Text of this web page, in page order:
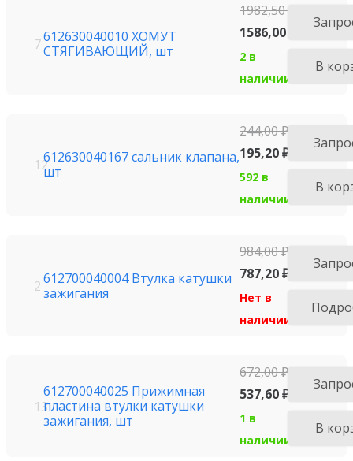
7612630040010 ХОМУТ
СТЯГИВАЮЩИЙ, шт
1982,50
1586,00
2 в
наличии
В
12612630040167 сальник клапана,
шт
244,00₽
195,20₽
592 в
наличии
В
2612700040004 Втулка катушки
зажигания
984,00₽
787,20₽
Нет в
наличии
13
612700040025 Прижимная
пластина втулки катушки
зажигания, шт
672,00₽
537,60₽
1 в
наличии
В